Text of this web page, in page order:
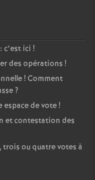
c’est ici !
des opérations !
! Comment
?
espace de vote!
et contestation des
trois ou quatre votes à